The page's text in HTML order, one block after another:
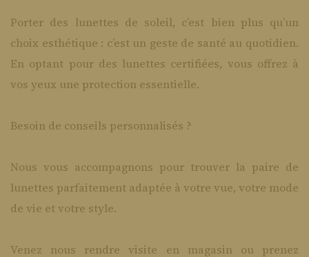
Porter des lunettes de soleil, c’est bien plus qu’un
choix esthétique : c’est un geste de santé au quotidien.
En optant pour des lunettes certifiées, vous offrez à
vos yeux une protection essentielle.
Besoin de conseils personnalisés ?
Nous vous accompagnons pour trouver la paire de
lunettes parfaitement adaptée à votre vue, votre mode
de vie et votre style.
Venez nous rendre visite en magasin ou prenez